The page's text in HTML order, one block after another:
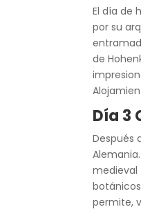
El día de
por su
de
Día 3
Después
medieval
permite,